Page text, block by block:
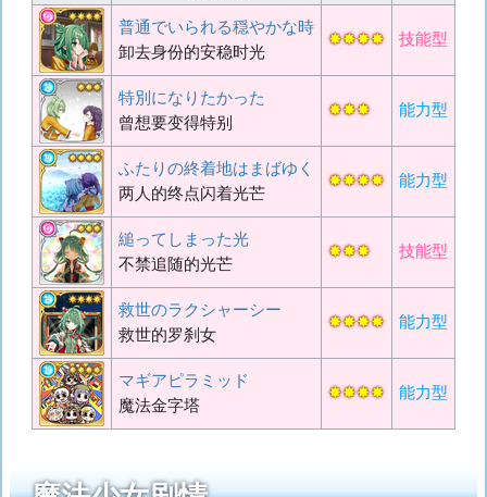
普通でいられる穏やかな時
卸去身份的安稳时光
✸✸✸✸ 技能型
特別になりたかった
曾想要变得特别
✸✸✸ 能力型
ふたりの終着地はまばゆく
两人的终点闪着光芒
✸✸✸✸ 能力型
縋ってしまった光
不禁追随的光芒
✸✸✸ 技能型
救世のラクシャーシー
救世的罗刹女
✸✸✸✸ 能力型
マギアピラミッド
魔法金字塔
✸✸✸✸ 能力型